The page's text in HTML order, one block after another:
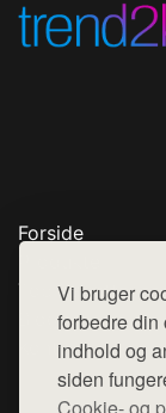
Vi bruger
forbedre din
indhold og
siden
Forside
Top Rabatter
Blog
Kontakt